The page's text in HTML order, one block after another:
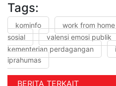
Tags:
kominfo work from home
sosial
valensi emosi publik
kementerian perdagangan
iprahumas
BERITA TERKAIT